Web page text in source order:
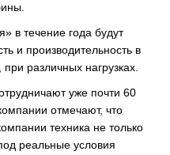
в течение года будут
и производительность в
различных нагрузках.
уже почти 60
отмечают, что
техника не только
реальные условия